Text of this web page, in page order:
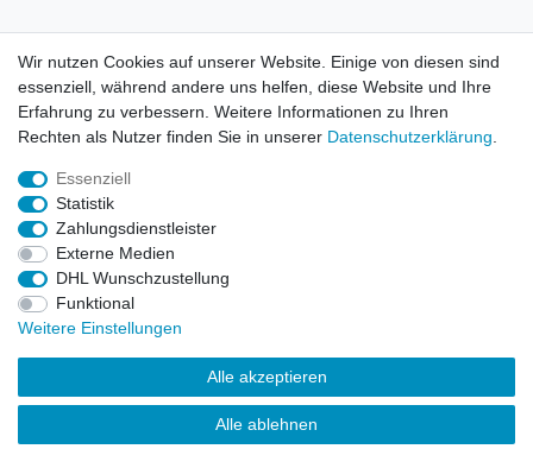
© Copyright 2026 | Alle Rechte vorbehalten. HL-
Handelsgesellschaft mbH.
Alle Markennamen, Warenzeichen sowie sämtliche Produktbilder
und Beschreibungen sind Eigentum Ihrer rechtmäßigen
Eigentümer und dienen hier nur der Beschreibung.
Preise nur für registrierte Händler, ansonsten zeigt der Shop 0,00
€
LEGO, das LEGO Logo, die Minifigur, DUPLO, LEGENDS OF
CHIMA, NINJAGO, BIONICLE, MINDSTORMS und MIXELS sind
urheberrechtlich geschützte Markenzeichen der LEGO Gruppe.
Wir nutzen Cookies auf unserer Website. Einige von diesen sind
essenziell, während andere uns helfen, diese Website und Ihre
Erfahrung zu verbessern. Weitere Informationen zu Ihren
Rechten als Nutzer finden Sie in unserer Daten­schutz­erklärung
Essenziell
Statistik
Zahlungsdienstleister
Externe Medien
DHL Wunschzustellung
Funktional
Weitere Einstellungen
Alle akzeptieren
Alle ablehnen